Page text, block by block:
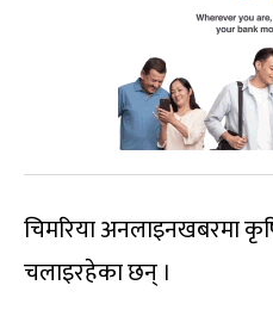
चिमरिया अनलाइनखबरमा
चलाइरहेका छन् ।